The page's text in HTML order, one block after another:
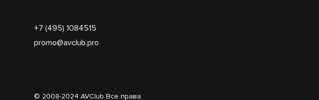
+7 (495) 1084515
promo@avclub.pro
© 2008-2024 AVClub Все права